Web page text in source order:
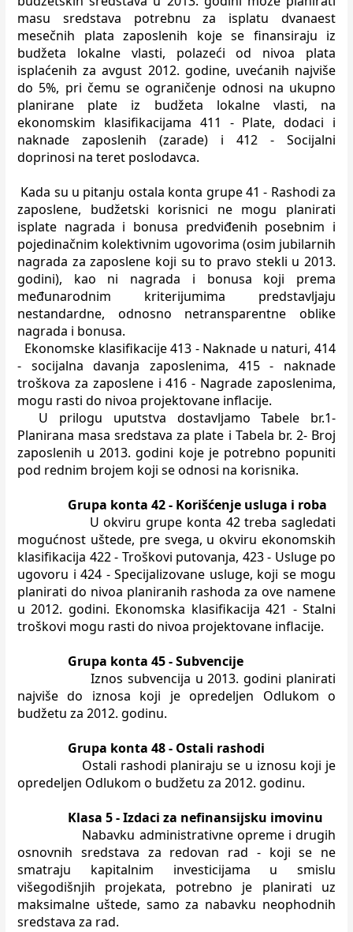
masu sredstava potrebnu za isplatu
dvanaest
mesečnih plata zaposlenih koje se finansiraju iz
budžeta lokalne vlasti,
polazeći od nivoa plata
isplaćenih za avgust 2012. godine, uvećanih najviše
do 5%, pri čemu se ograničenje odnosi na ukupno
planirane plate iz budžeta lokalne
vlasti, na
ekonomskim klasifikacijama 411 - Plate, dodaci i
naknade zaposlenih
(zarade) i 412 - Socijalni
doprinosi na teret poslodavca.
Kada su u pitanju ostala konta grupe 41 - Rashodi za
zaposlene, budžetski korisnici ne mogu planirati
isplate nagrada i bonusa predviđenih posebnim i
pojedinačnim kolektivnim ugovorima (osim jubilarnih
nagrada za zaposlene koji su to pravo stekli u 2013.
godini), kao ni nagrada i bonusa koji prema
međunarodnim kriterijumima predstavljaju
nestandardne, odnosno netransparentne oblike
nagrada i bonusa.
Ekonomske klasifikacije 413 - Naknade u naturi, 414
- socijalna davanja zaposlenima, 415 - naknade
troškova za zaposlene i 416 - Nagrade zaposlenima,
mogu rasti do nivoa projektovane inflacije.
U prilogu uputstva dostavljamo Tabele br.1-
Planirana masa sredstava za plate i Tabela br. 2- Broj
zaposlenih u 2013. godini koje je potrebno popuniti
pod rednim brojem koji se odnosi na korisnika.
Grupa konta 42 - Korišćenje usluga i roba
U okviru grupe konta 42 treba sagledati
mogućnost uštede, pre svega, u okviru ekonomskih
klasifikacija 422 - Troškovi putovanja, 423 - Usluge po
ugovoru i 424 - Specijalizovane usluge, koji se mogu
planirati do nivoa planiranih rashoda za ove namene
u 2012. godini. Ekonomska klasifikacija 421 - Stalni
troškovi mogu rasti do nivoa projektovane inflacije.
Grupa konta 45 - Subvencije
Iznos subvencija u 2013. godini planirati
najviše do iznosa koji je opredeljen Odlukom o
budžetu za 2012. godinu.
Grupa konta 48 - Ostali rashodi
Ostali rashodi planiraju se u iznosu koji je
opredeljen Odlukom o budžetu za 2012. godinu.
Klasa 5 - Izdaci za nefinansijsku imovinu
Nabavku administrativne opreme i drugih
osnovnih sredstava za redovan rad - koji se ne
smatraju kapitalnim investicijama u smislu
višegodišnjih
projekata, potrebno je planirati uz
maksimalne uštede, samo za nabavku neophodnih
sredstava za rad.